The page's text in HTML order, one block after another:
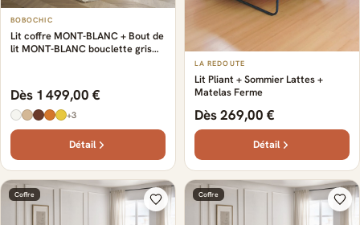
BOBOCHIC
Lit coffre MONT-BLANC + Bout de
lit MONT-BLANC bouclette gris
Dès 1 499,00 €
+3
Détail
LA REDOUTE
Lit Pliant + Sommier Lattes +
Matelas Ferme
Dès 269,00 €
Détail
Coffre Coffre